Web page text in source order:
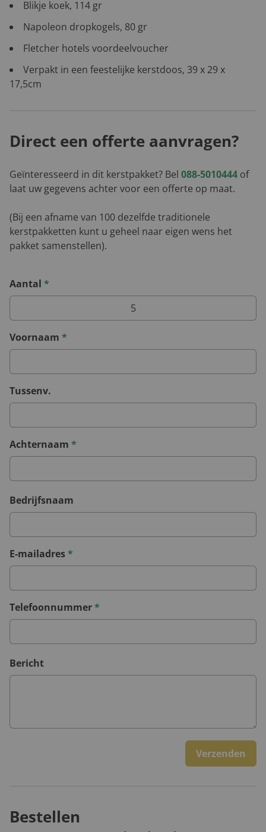
Blikje koek, 114 gr
Napoleon dropkogels, 80 gr
Fletcher hotels voordeelvoucher
Verpakt in een feestelijke kerstdoos, 39 x 29 x
17,5cm
Direct een offerte aanvragen?
Geïnteresseerd in dit kerstpakket? Bel 088-5010444 of
laat uw gegevens achter voor een offerte op maat.
(Bij een afname van 100 dezelfde traditionele
kerstpakketten kunt u geheel naar eigen wens het
pakket samenstellen).
Aantal *
Voornaam *
Tussenv.
Achternaam *
Bedrijfsnaam
E-mailadres*
Telefoonnummer*
Bericht
Verzenden
Bestellen